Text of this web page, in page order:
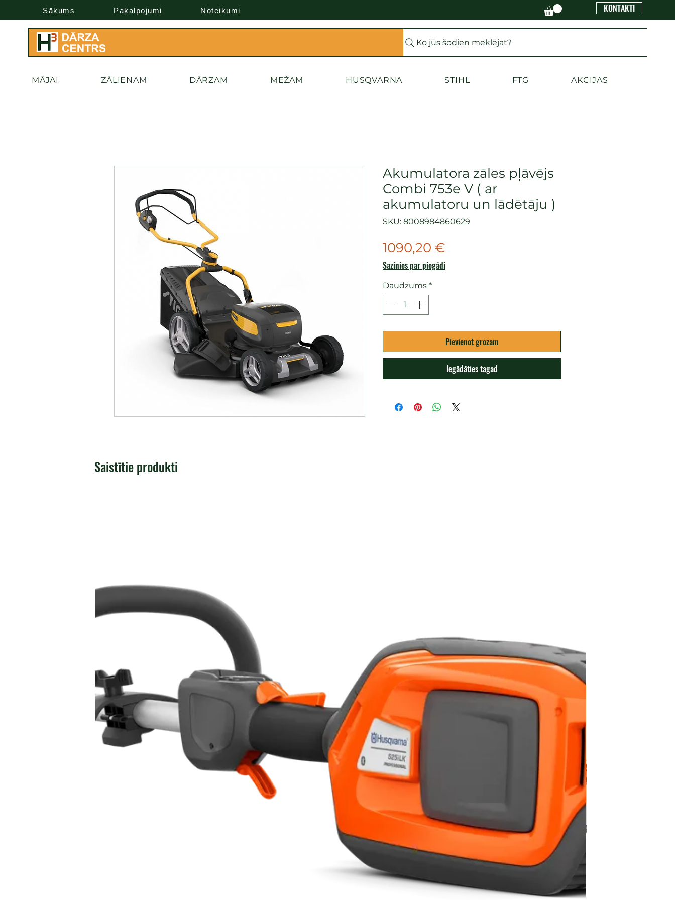
Sākums Pakalpojumi Noteikumi KONTAKTI
Ko jūs šodien meklējat?
MĀJAI ZĀLIENAM DĀRZAM MEŽAM HUSQVARNA STIHL FTG AKCIJAS
Akumulatora zāles pļāvējs
Combi 753e V ( ar
akumulatoru un lādētāju )
SKU: 8008984860629
1090,20 €
Sazinies par piegādi
Daudzums *
Pievienot grozam
Iegādāties tagad
Saistītie produkti